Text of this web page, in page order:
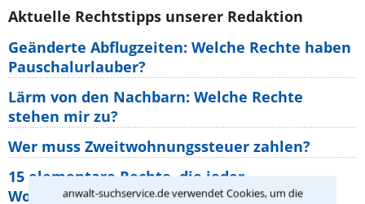
anwalt-suchservice.de verwendet Cookies, um die
Aktuelle Rechtstipps unserer Redaktion
Geänderte Abflugzeiten: Welche Rechte haben
Pauschalurlauber?
Lärm von den Nachbarn: Welche Rechte
stehen mir zu?
Wer muss Zweitwohnungssteuer zahlen?
15 elementare Rechte, die jeder
Wohnungseigentümer kennen sollte